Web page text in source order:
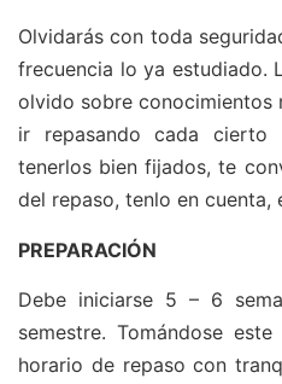
Olvidarás con toda
frecuencia lo ya estudiado.
olvido sobre conocimientos
ir repasando cada cierto
tenerlos bien fijados, te
del repaso, tenlo en cuenta,
PREPARACIÓN
Debe iniciarse 5 – 6
semestre. Tomándose
horario de repaso con